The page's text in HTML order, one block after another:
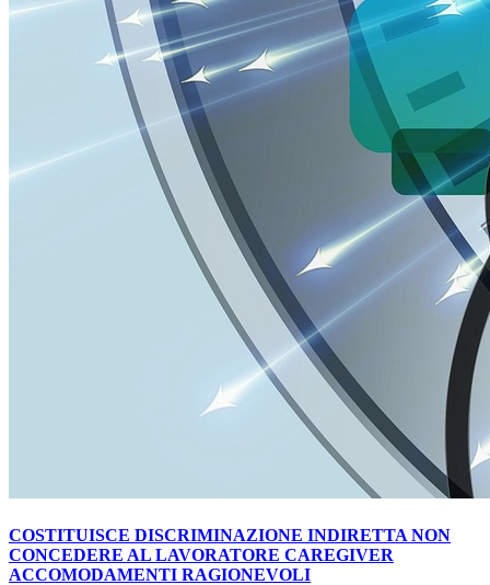
COSTITUISCE DISCRIMINAZIONE INDIRETTA NON
CONCEDERE AL LAVORATORE CAREGIVER
ACCOMODAMENTI RAGIONEVOLI